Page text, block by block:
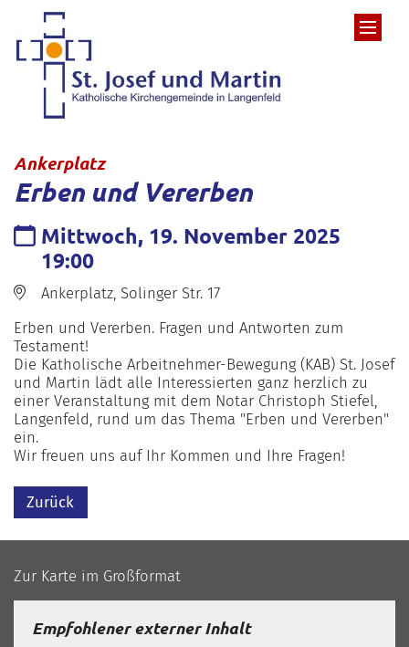
Zum Inhalt springen
Ankerplatz:
Erben und Vererben
Datum:
Mittwoch, 19. November 2025
19:00
Ort:
Ankerplatz, Solinger Str. 17
Erben und Vererben. Fragen und Antworten zum
Testament!
Die Katholische Arbeitnehmer-Bewegung (KAB) St. Josef
und Martin lädt alle Interessierten ganz herzlich zu
einer Veranstaltung mit dem Notar Christoph Stiefel,
Langenfeld, rund um das Thema "Erben und Vererben"
ein.
Wir freuen uns auf Ihr Kommen und Ihre Fragen!
Zurück
Zur Karte im Großformat
Empfohlener externer Inhalt